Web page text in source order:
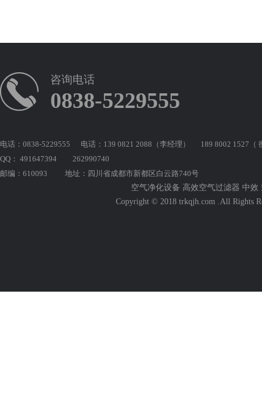
咨询电话
0838-5229555
电话：0838-5229555 电话：139 0821 2088（李经理） 189 8002 1527（
QQ： 491647394 262990740
邮编：610093 地址：四川省成都市新都区白云路740号
空气净化设备 高效空气过滤器 中
Copyright © 2018 trkqjh.com .All Rights